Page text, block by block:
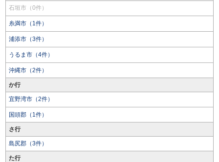
石垣市（0件）
糸満市（1件）
浦添市（3件）
うるま市（4件）
沖縄市（2件）
か行
宜野湾市（2件）
国頭郡（1件）
さ行
島尻郡（3件）
た行